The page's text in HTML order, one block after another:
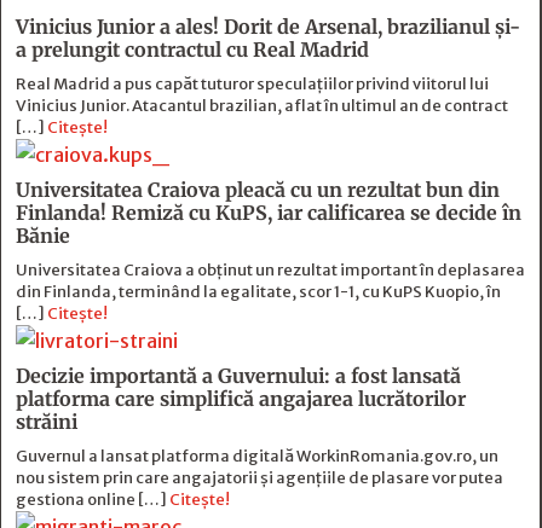
Vinicius Junior a ales! Dorit de Arsenal, brazilianul și-
a prelungit contractul cu Real Madrid
Real Madrid a pus capăt tuturor speculațiilor privind viitorul lui
Vinicius Junior. Atacantul brazilian, aflat în ultimul an de contract
[…] Citește!
Universitatea Craiova pleacă cu un rezultat bun din
Finlanda! Remiză cu KuPS, iar calificarea se decide în
Bănie
Universitatea Craiova a obținut un rezultat important în deplasarea
din Finlanda, terminând la egalitate, scor 1-1, cu KuPS Kuopio, în
[…] Citește!
Decizie importantă a Guvernului: a fost lansată
platforma care simplifică angajarea lucrătorilor
străini
Guvernul a lansat platforma digitală WorkinRomania.gov.ro, un
nou sistem prin care angajatorii și agențiile de plasare vor putea
gestiona online […] Citește!